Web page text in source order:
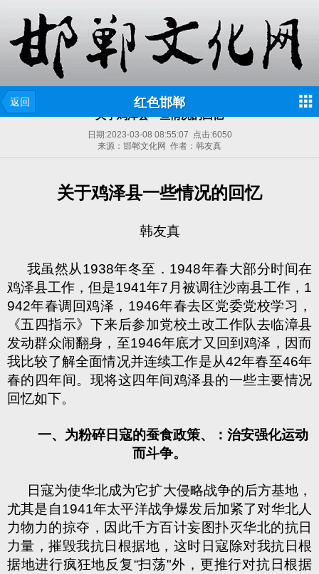
返回 红色邯郸
关于鸡泽县一些情况的回忆
日期:2023-03-08 08:55:07 点击:6050
来源：邯郸文化网 作者：韩友真
关于鸡泽县一些情况的回忆
韩友真
我虽然从1938年冬至．1948年春大部分时间在
鸡泽县工作，但是1941年7月被调往沙南县工作，1
942年春调回鸡泽，1946年春去区党委党校学习，
《五四指示》下来后参加党校土改工作队去临漳县
发动群众闹翻身，至1946年底才又回到鸡泽，因而
我比较了解全面情况并连续工作是从42年春至46年
春的四年间。现将这四年间鸡泽县的一些主要情况
回忆如下。
一、为粉碎日寇的蚕食政策、：治安强化运动
而斗争。
日寇为使华北成为它扩大侵略战争的后方基地，
尤其是自1941年太平洋战争爆发后加紧了对华北人
力物力的掠夺，因此千方百计妄图扑灭华北的抗日
力量，摧毁我抗日根据地，这时日寇除对我抗日根
据地进行疯狂地反复“扫荡"外，更推行对抗日根据